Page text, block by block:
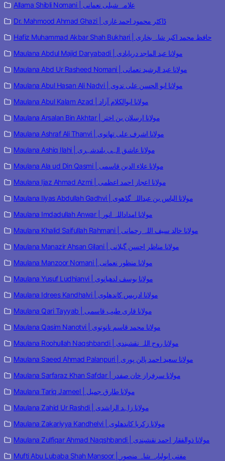
Allama Shibli Nomani | علامہ شبلی نعمانی
Dr. Mahmood Ahmad Ghazi | ڈاکٹر محمود احمد غازی
Hafiz Muhammad Akbar Shah Bukhari | حافظ محمد اکبر شاہ بخاری
Maulana Abdul Majid Daryabadi | مولانا عبد الماجد دریابادی
Maulana Abd Ur Rasheed Nomani | مولانا عبد الرشید نعمانی
Maulana Abul Hasan Ali Nadvi | مولانا ابو الحسن علی ندوی
Maulana Abul Kalam Azad | مولانا ابوالکلام آزاد
Maulana Arsalan Bin Akhtar | مولانا ارسلان بن اختر
Maulana Ashraf Ali Thanvi | مولانا اشرف علی تھانوی
Maulana Ashiq Ilahi | مولانا عاشق الہی بلندشہری
Maulana Ala ud Din Qasmi | مولانا علاء الدین قاسمی
Maulana Ijaz Ahmad Azmi | مولانا اعجاز احمد اعظمی
Maulana Ilyas Abdullah Gadhvi | مولانا الیاس بن عبداللہ گڈھوی
Maulana Imdadullah Anwar | مولانا امداداللہ انور
Maulana Khalid Saifullah Rahmani | مولانا خالد سیف اللہ رحمانی
Maulana Manazir Ahsan Gilani | مولانا مناظر احسن گیلانی
Maulana Manzoor Nomani | مولانا منظور نعمانی
Maulana Yusuf Ludhianvi | مولانا یوسف لدھیانوی
Maulana Idrees Kandhalvi | مولانا ادریس کاندھلوی
Maulana Qari Tayyab | مولانا قاری طیب قاسمی
Maulana Qasim Nanotvi | مولانا محمد قاسم نانوتوی
Maulana Roohullah Naqshbandi | مولانا روح اللہ نقشبندی
Maulana Saeed Ahmad Palanpuri | مولانا سعید احمد پالن پوری
Maulana Sarfaraz Khan Safdar | مولانا سرفراز خان صفدر
Maulana Tariq Jameel | مولانا طارق جمیل
Maulana Zahid Ur Rashdi | مولانا زاہد الراشدی
Maulana Zakariyya Kandhelvi | مولانا زکریا کاندھلوی
Maulana Zulfiqar Ahmad Naqshbandi | مولانا ذوالفقار احمد نقشبندی
Mufti Abu Lubaba Shah Mansoor | مفتی ابولبابہ شاہ منصور